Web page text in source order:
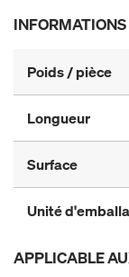
Poids / pièce
Longueur
Surface
Unité
APPLICABLE